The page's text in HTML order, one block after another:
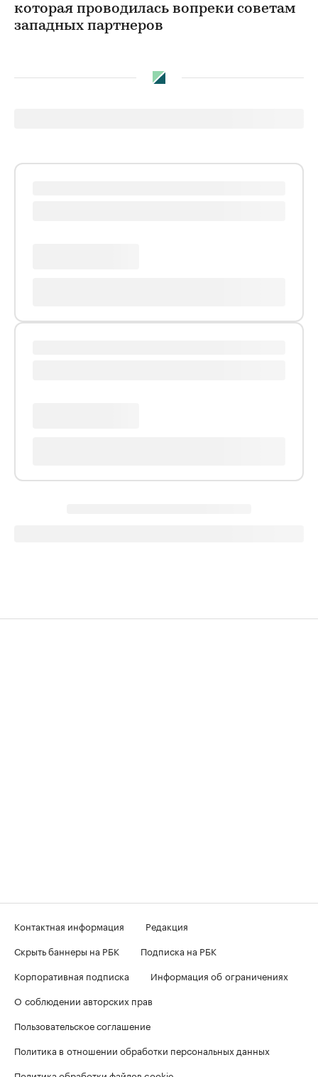
которая проводилась вопреки советам
западных партнеров
Контактная информация
Редакция
Скрыть баннеры на РБК
Подписка на РБК
Корпоративная подписка
Информация об ограничениях
О соблюдении авторских прав
Пользовательское соглашение
Политика в отношении обработки персональных данных